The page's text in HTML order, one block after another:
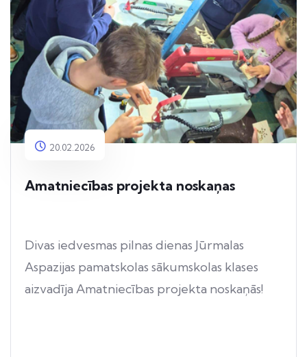
20.02.2026
Amatniecības projekta noskaņas
Divas iedvesmas pilnas dienas Jūrmalas
Aspazijas pamatskolas sākumskolas klases
aizvadīja Amatniecības projekta noskaņās!